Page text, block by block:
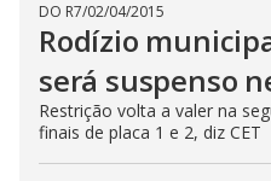
DO R7/02/04/2015
Rodízio
será suspenso
Restrição volta a valer na
finais de placa 1 e 2, diz CET